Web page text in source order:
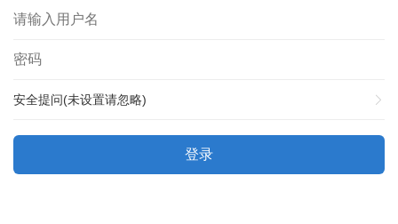
安全提问(未设置请忽略)
登录